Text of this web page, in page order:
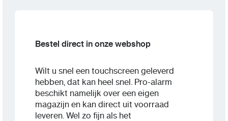
Bestel direct in onze webshop
Wilt u snel een touchscreen geleverd
hebben, dat kan heel snel. Pro-alarm
beschikt namelijk over een eigen
magazijn en kan direct uit voorraad
leveren. Wel zo fijn als het